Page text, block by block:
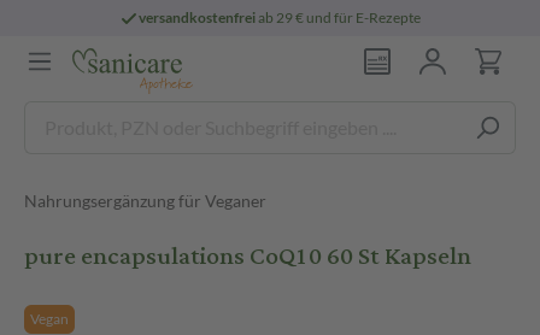
versandkostenfreiab 29 € und für E-Rezepte
Nahrungsergänzung für Veganer
pure encapsulations CoQ10 60 St Kapseln
Vegan